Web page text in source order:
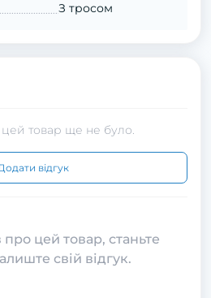
З тросом
цей товар ще не було.
відгук
про цей товар, станьте
свій відгук.